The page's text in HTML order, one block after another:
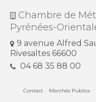
Chambre de
Pyrénées-
9 avenue Alfred
Rivesaltes 66600
04 68 35 88 00
Contact Marchés Publics